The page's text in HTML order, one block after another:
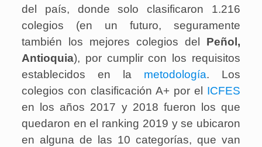
del país, donde solo clasificaron 1.216
colegios (en un futuro, seguramente
también los mejores colegios del Peñol,
Antioquia), por cumplir con los requisitos
establecidos en la metodología. Los
colegios con clasificación A+ por el ICFES
en los años 2017 y 2018 fueron los que
quedaron en el ranking 2019 y se ubicaron
en alguna de las 10 categorías, que van